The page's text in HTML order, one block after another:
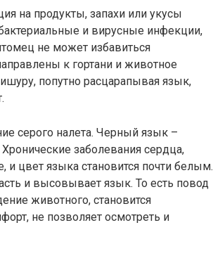
на продукты, запахи или укусы
и вирусные инфекции,
не может избавиться
к гортани и животное
попутно расцарапывая язык,
серого налета. Черный язык –
заболевания сердца,
цвет языка становится почти белым.
и высовывает язык. То есть повод
животного, становится
не позволяет осмотреть и